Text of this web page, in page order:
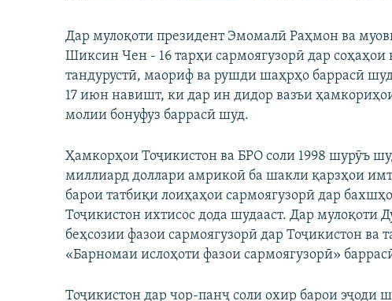
Дар мулоқоти президент Эмомалӣ Раҳмон ва
Шиксин Чен - 16 тарҳи сармоягузорӣ дар соҳаҳои
тандурустӣ, маориф ва рушди шаҳрҳо баррасӣ
17 июн навишт, ки дар ин дидор вазъи
молии бонуфуз баррасӣ шуд.
Ҳамкорҳои Тоҷикистон ва БРО соли 1998 шурӯъ
миллиард доллари амрикоӣ ба шакли қарзҳои
барои татбиқи лоиҳаҳои сармоягузорӣ дар
Тоҷикистон ихтисос дода шудааст. Дар
беҳсозии фазои сармоягузорӣ дар Тоҷикистон
«Барномаи ислоҳоти фазои сармоягузорӣ»
Тоҷикистон дар чор-панҷ соли охир барои эҷоди